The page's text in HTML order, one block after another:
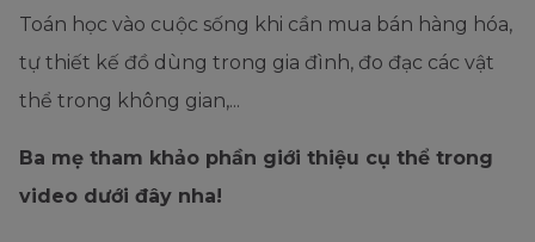
Toán học vào cuộc sống khi cần mua bán hàng hóa,
tự thiết kế đồ dùng trong gia đình, đo đạc các vật
thể trong không gian,...
Ba mẹ tham khảo phần giới thiệu cụ thể trong
video dưới đây nha!